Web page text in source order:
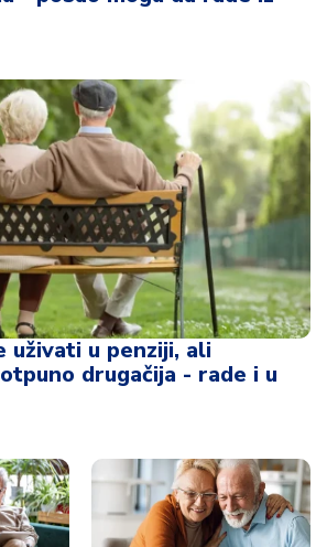
uživati u penziji, ali
drugačija - rade i u